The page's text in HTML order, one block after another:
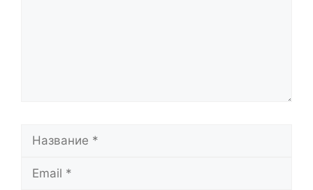
Название
Email